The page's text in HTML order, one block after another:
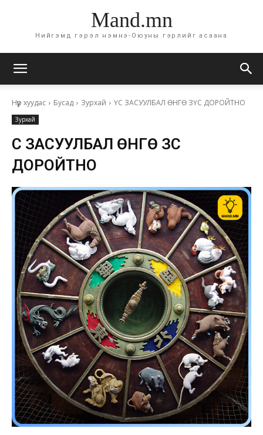
Mand.mn
Нийгэмд гэрэл нэмнэ-Оюуны гэрлийг асаана
Нүүр хуудас Бусад Зурхай ҮС ЗАСУУЛБАЛ ӨНГӨ ЗҮС ДОРОЙТНО
Зурхай
ҮС ЗАСУУЛБАЛ ӨНГӨ ЗҮС
ДОРОЙТНО